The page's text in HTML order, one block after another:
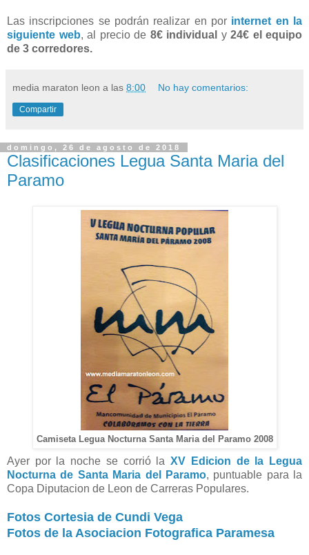
Las inscripciones se podrán realizar en por internet en la
siguiente web, al precio de 8€ individual y 24€ el equipo
de 3 corredores.
media maraton leon a las 8:00 No hay comentarios:
Compartir
domingo, 26 de agosto de 2018
Clasificaciones Legua Santa Maria del
Paramo
Camiseta Legua Nocturna Santa Maria del Paramo 2008
Ayer por la noche se corrió laXV Edicion de la Legua
Nocturna de Santa Maria del Paramo, puntuable para la
Copa Diputacion de Leon de Carreras Populares.
Fotos Cortesia de Cundi Vega
Fotos de la Asociacion Fotografica Paramesa